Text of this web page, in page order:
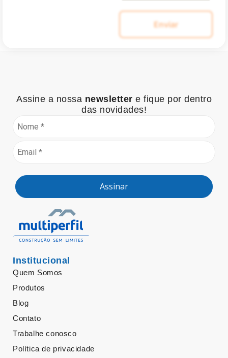
Assine a nossa newsletter e fique por dentro
das novidades!
Assinar
Institucional
Quem Somos
Produtos
Blog
Contato
Trabalhe conosco
Política de privacidade